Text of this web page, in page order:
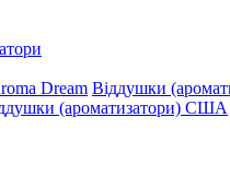
Віддушки
(ароматизатори) США